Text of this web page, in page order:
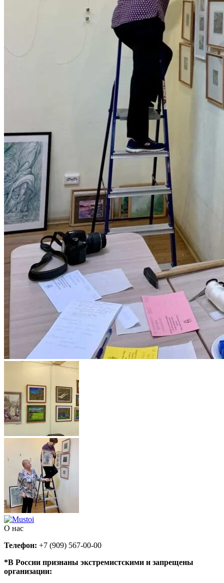
О нас
Телефон: +7 (909) 567-00-00
*В России признаны экстремистскими и запрещены
организации: